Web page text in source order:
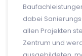
dabei
allen Projekten
Zentrum und